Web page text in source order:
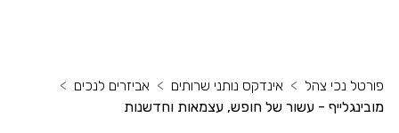
פורטל נכי צהל אינדקס נותני שרותים
אביזרים לנכים
מובינגלייף - עשור של חופש, עצמאות וחדשנות